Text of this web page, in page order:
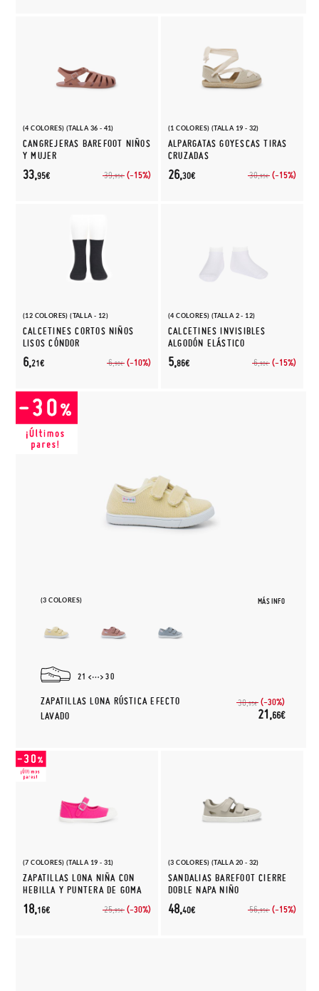
(4 COLORES) (TALLA 36 - 41)
CANGREJERAS BAREFOOT NIÑOS
Y MUJER
39,95€ (-15%)
33,95€
(1 COLORES) (TALLA 19 - 32)
ALPARGATAS GOYESCAS TIRAS
CRUZADAS
30,95€ (-15%)
26,30€
(12 COLORES) (TALLA - 12)
CALCETINES CORTOS NIÑOS
LISOS CÓNDOR
6,90€ (-10%)
6,21€
(4 COLORES) (TALLA 2 - 12)
CALCETINES INVISIBLES
ALGODÓN ELÁSTICO
6,90€ (-15%)
5,86€
(3 COLORES) MÁS INFO
21 30
ZAPATILLAS LONA RÚSTICA EFECTO
LAVADO
30,95€ (-30%)
21,66€
(7 COLORES) (TALLA 19 - 31)
ZAPATILLAS LONA NIÑA CON
HEBILLA Y PUNTERA DE GOMA
25,95€ (-30%)
18,16€
(3 COLORES) (TALLA 20 - 32)
SANDALIAS BAREFOOT CIERRE
DOBLE NAPA NIÑO
56,95€ (-15%)
48,40€